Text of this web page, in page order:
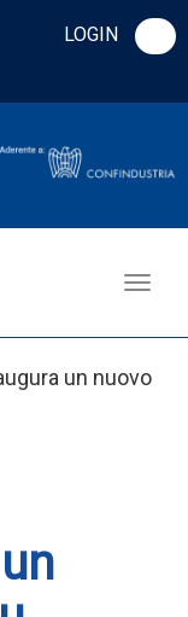
LOGIN
un nuovo